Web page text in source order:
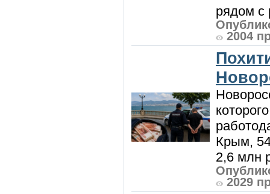
рядом с
2004
Крым,
2,6 млн
2029